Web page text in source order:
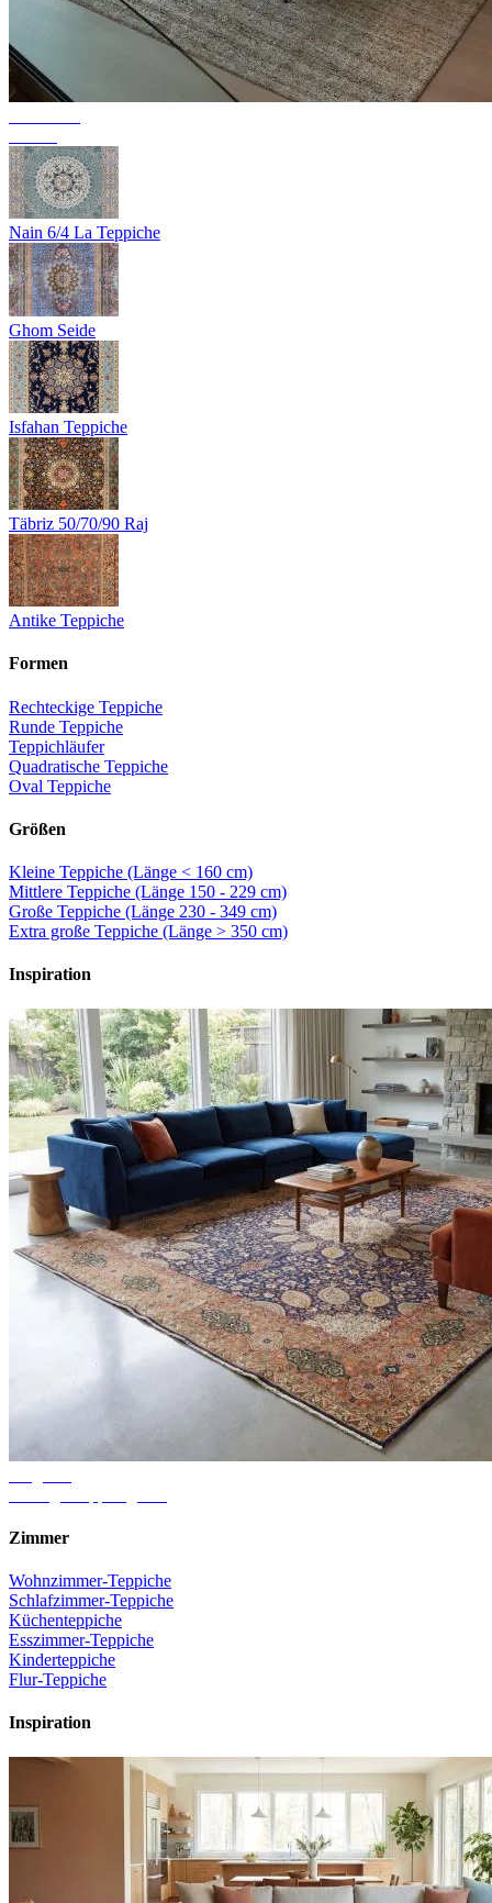
Nain 6/4 La Teppiche
Ghom Seide
Isfahan Teppiche
Täbriz 50/70/90 Raj
Antike Teppiche
Formen
Rechteckige Teppiche
Runde Teppiche
Teppichläufer
Quadratische Teppiche
Oval Teppiche
Größen
Kleine Teppiche (Länge < 160 cm)
Mittlere Teppiche (Länge 150 - 229 cm)
Große Teppiche (Länge 230 - 349 cm)
Extra große Teppiche (Länge > 350 cm)
Inspiration
Zimmer
Wohnzimmer-Teppiche
Schlafzimmer-Teppiche
Küchenteppiche
Esszimmer-Teppiche
Kinderteppiche
Flur-Teppiche
Inspiration